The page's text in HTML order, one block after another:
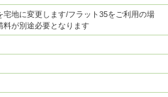
宅地に変更します/フラット35をご利用の場
料が別途必要となります